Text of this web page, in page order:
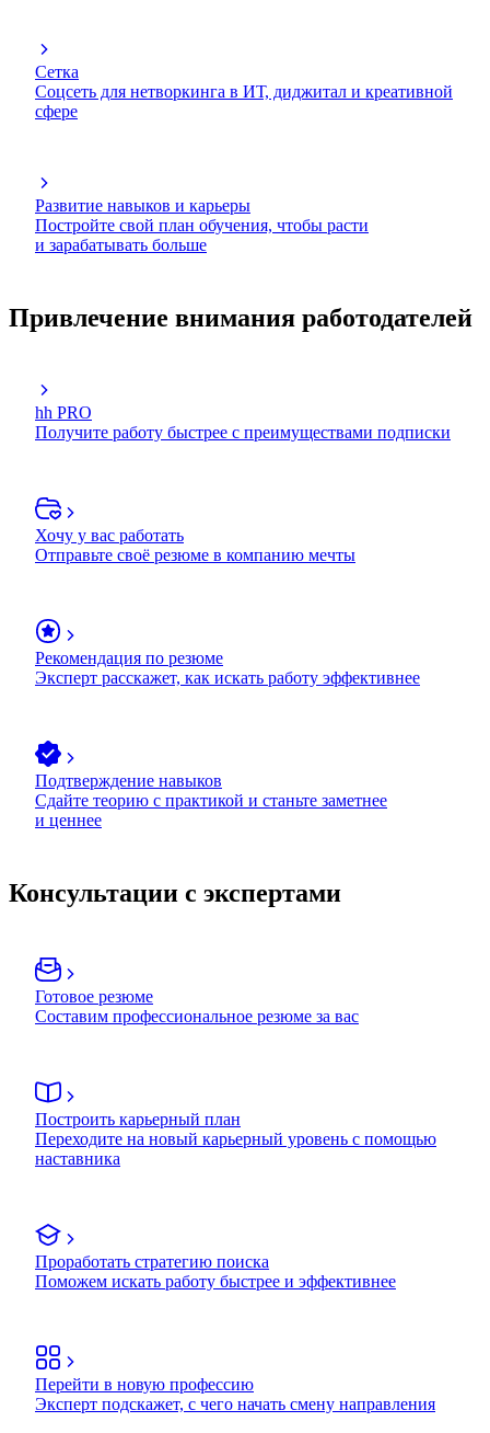
Сетка
Соцсеть для нетворкинга в ИТ, диджитал и креативной
сфере
Развитие навыков и карьеры
Постройте свой план обучения, чтобы расти
и зарабатывать больше
Привлечение внимания работодателей
hh PRO
Получите работу быстрее с преимуществами подписки
Хочу у вас работать
Отправьте своё резюме в компанию мечты
Рекомендация по резюме
Эксперт расскажет, как искать работу эффективнее
Подтверждение навыков
Сдайте теорию с практикой и станьте заметнее
и ценнее
Консультации с экспертами
Готовое резюме
Составим профессиональное резюме за вас
Построить карьерный план
Переходите на новый карьерный уровень с помощью
наставника
Проработать стратегию поиска
Поможем искать работу быстрее и эффективнее
Перейти в новую профессию
Эксперт подскажет, с чего начать смену направления